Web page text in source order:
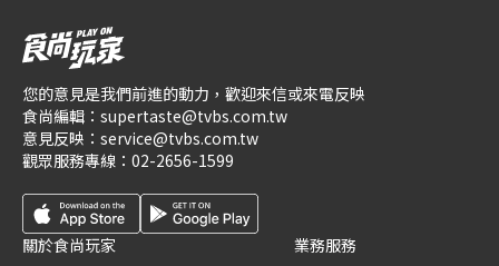
您的意見是我們前進的動力，歡迎來信或來電反映
食尚編輯： supertaste@tvbs.com.tw
意見反映： service@tvbs.com.tw
觀眾服務專線： 02-2656-1599
關於食尚玩家
業務服務